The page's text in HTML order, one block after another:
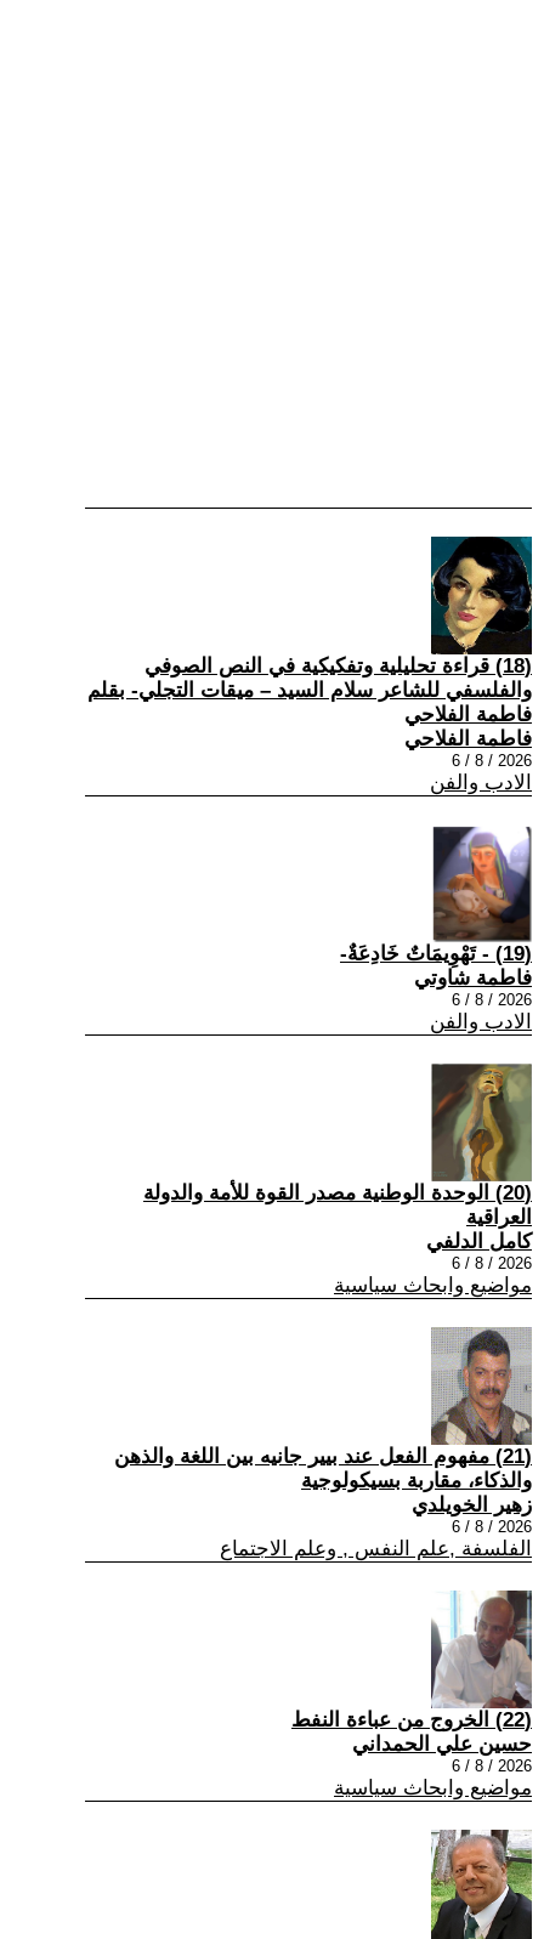
(18) قراءة تحليلية وتفكيكية في النص الصوفي
والفلسفي للشاعر سلام السيد – ميقات التجلي- بقلم
فاطمة الفلاحي
فاطمة الفلاحي
2026 / 8 / 6
الادب والفن
(19) - تَهْوِيمَاتٌ خَادِعَةٌ-
فاطمة شاوتي
2026 / 8 / 6
الادب والفن
(20) الوحدة الوطنية مصدر القوة للأمة والدولة
العراقية
كامل الدلفي
2026 / 8 / 6
مواضيع وابحاث سياسية
(21) مفهوم الفعل عند بيير جانيه بين اللغة والذهن
والذكاء، مقاربة بسيكولوجية
زهير الخويلدي
2026 / 8 / 6
الفلسفة ,علم النفس , وعلم الاجتماع
(22) الخروج من عباءة النفط
حسين علي الحمداني
2026 / 8 / 6
مواضيع وابحاث سياسية